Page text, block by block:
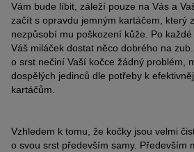
Vám bude líbit, záleží pouze na Vás a
začít s opravdu jemným kartáčem, který
nezpůsobí mu poškození kůže. Po
Váš miláček dostat něco dobrého na
o srst nečiní Vaší kočce žádný problém,
dospělých jedinců dle potřeby k
kartáčům.
Vzhledem k tomu, že kočky jsou velmi
o svou srst především samy. Především